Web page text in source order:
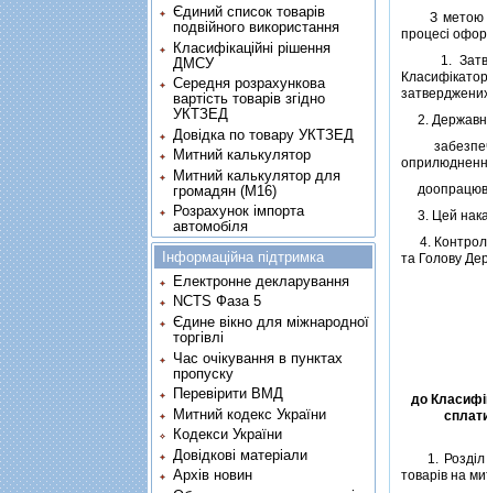
З метою
процесi
1.
2.
3. Цей
4. Контроль
та Голову
до
1. Роздiл
товарiв на
Єдиний список товарів
подвійного використання
Класифікаційні рішення
ДМСУ
Середня розрахункова
вартість товарів згідно
УКТЗЕД
Довідка по товару УКТЗЕД
Митний калькулятор
Митний калькулятор для
громадян (М16)
Розрахунок імпорта
автомобіля
Інформаційна підтримка
Електронне декларування
NCTS Фаза 5
Єдине вікно для міжнародної
торгівлі
Час очікування в пунктах
пропуску
Перевірити ВМД
Митний кодекс України
Кодекси України
Довідкові матеріали
Архів новин